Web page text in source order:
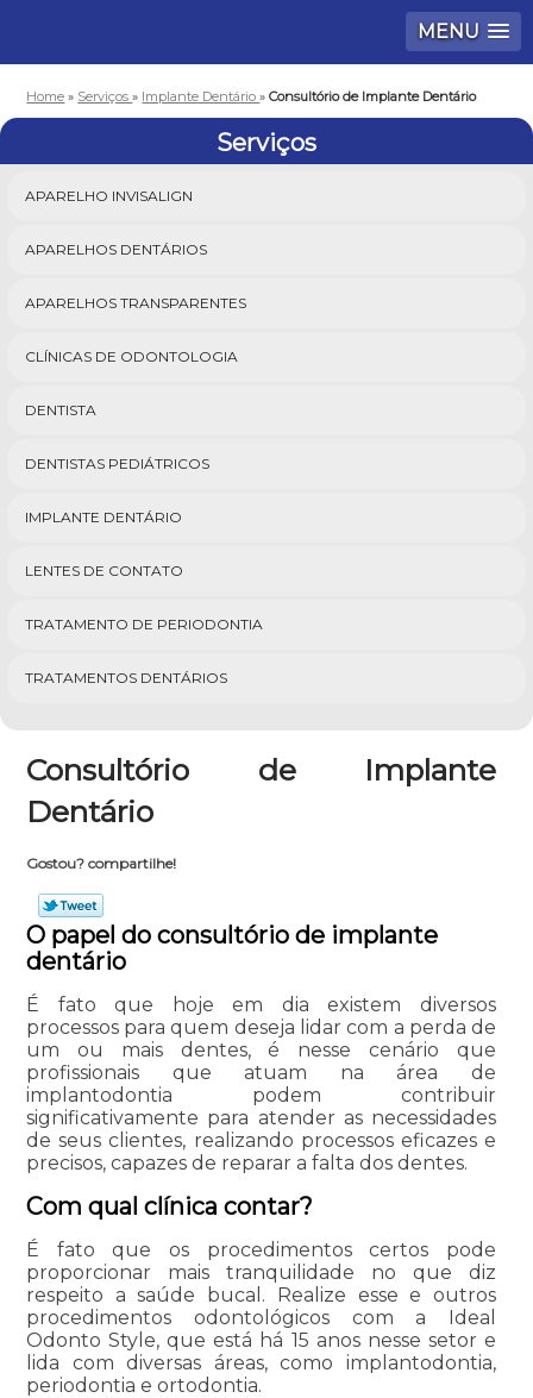
MENU
Home » Serviços» Implante Dentário»Consultório de Implante Dentário
Serviços
APARELHO INVISALIGN
APARELHOS DENTÁRIOS
APARELHOS TRANSPARENTES
CLÍNICAS DE ODONTOLOGIA
DENTISTA
DENTISTAS PEDIÁTRICOS
IMPLANTE DENTÁRIO
LENTES DE CONTATO
TRATAMENTO DE PERIODONTIA
TRATAMENTOS DENTÁRIOS
Consultório de Implante
Dentário
Gostou? compartilhe!
O papel do consultório de implante
dentário
É fato que hoje em dia existem diversos
processos para quem deseja lidar com a perda de
um ou mais dentes, é nesse cenário que
profissionais que atuam na área de
implantodontia podem contribuir
significativamente para atender as necessidades
de seus clientes, realizando processos eficazes e
precisos, capazes de reparar a falta dos dentes.
Com qual clínica contar?
É fato que os procedimentos certos pode
proporcionar mais tranquilidade no que diz
respeito a saúde bucal. Realize esse e outros
procedimentos odontológicos com a Ideal
Odonto Style, que está há 15 anos nesse setor e
lida com diversas áreas, como implantodontia,
periodontia e ortodontia.